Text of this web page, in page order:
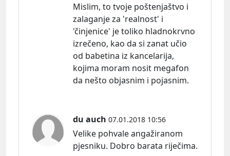
Mislim, to tvoje poštenjaštvo i
zalaganje za 'realnost' i
'činjenice' je toliko hladnokrvno
izrečeno, kao da si zanat učio
od babetina iz kancelarija,
kojima moram nosit megafon
da nešto objasnim i pojasnim.
du auch 07.01.2018 10:56
Velike pohvale angažiranom
pjesniku. Dobro barata riječima.